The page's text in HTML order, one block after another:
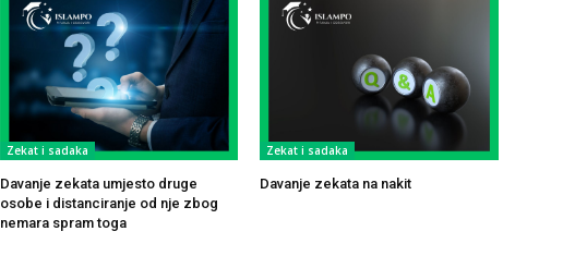
Zekat i sadaka
Davanje zekata umjesto druge
osobe i distanciranje od nje zbog
nemara spram toga
Zekat i sadaka
Davanje zekata na nakit